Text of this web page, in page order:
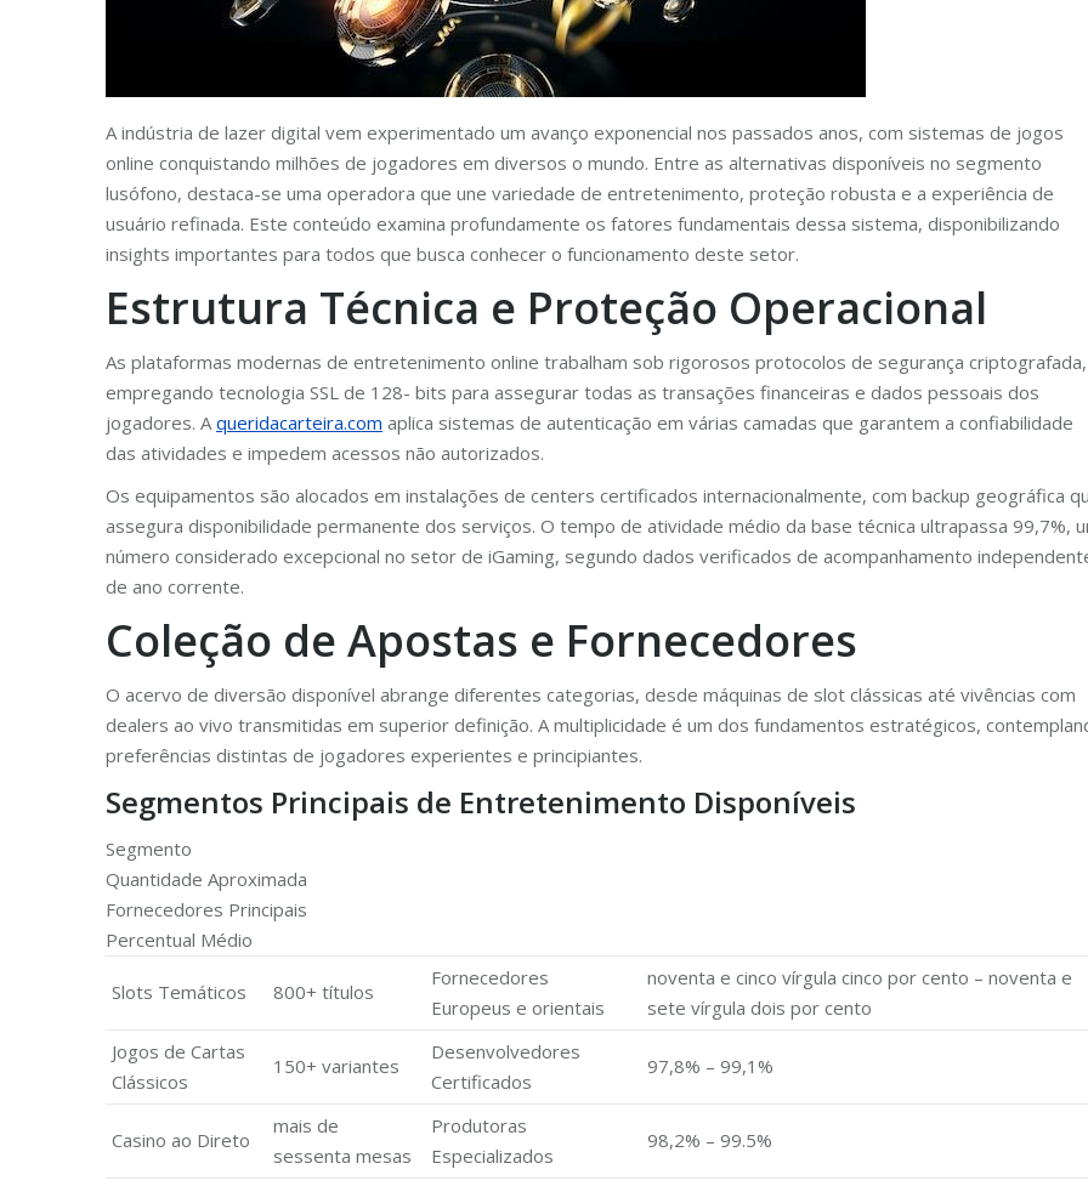
A indústria de lazer digital vem experimentado um avanço exponencial nos passados anos, com sistemas de jogos
online conquistando milhões de jogadores em diversos o mundo. Entre as alternativas disponíveis no segmento
lusófono, destaca-se uma operadora que une variedade de entretenimento, proteção robusta e a experiência de
usuário refinada. Este conteúdo examina profundamente os fatores fundamentais dessa sistema, disponibilizando
insights importantes para todos que busca conhecer o funcionamento deste setor.
Estrutura Técnica e Proteção Operacional
As plataformas modernas de entretenimento online trabalham sob rigorosos protocolos de segurança criptografada,
empregando tecnologia SSL de 128- bits para assegurar todas as transações financeiras e dados pessoais dos
jogadores. Aqueridacarteira.com aplica sistemas de autenticação em várias camadas que garantem a confiabilidade
das atividades e impedem acessos não autorizados.
Os equipamentos são alocados em instalações de centers certificados internacionalmente, com backup geográfica
assegura disponibilidade permanente dos serviços. O tempo de atividade médio da base técnica ultrapassa 99,7%,
número considerado excepcional no setor de iGaming, segundo dados verificados de acompanhamento
de ano corrente.
Coleção de Apostas e Fornecedores
O acervo de diversão disponível abrange diferentes categorias, desde máquinas de slot clássicas até vivências com
dealers ao vivo transmitidas em superior definição. A multiplicidade é um dos fundamentos estratégicos,
preferências distintas de jogadores experientes e principiantes.
Segmentos Principais de Entretenimento Disponíveis
Segmento
Quantidade Aproximada
Fornecedores Principais
Percentual Médio
Slots Temáticos 800+ títulos
Fornecedores
Europeus e orientais
noventa e cinco vírgula cinco por cento – noventa e
sete vírgula dois por cento
Jogos de Cartas
Clássicos
150+ variantes
Desenvolvedores
Certificados
97,8% – 99,1%
Casino ao Direto
mais de
sessenta mesas
Produtoras
Especializados
98,2% – 99.5%